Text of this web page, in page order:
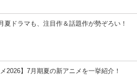
夏ドラマも、注目作＆話題作が勢ぞろい！
メ2026】7月期夏の新アニメを一挙紹介！